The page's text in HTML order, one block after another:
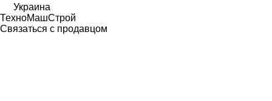
Украина
ТехноМашСтрой
Связаться с продавцом